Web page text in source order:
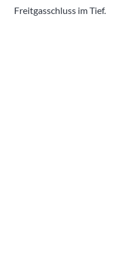
Freitgasschluss im Tief.